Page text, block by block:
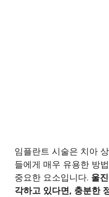
임플란트 시술은 치아
들에게 매우 유용한 방
중요한 요소입니다. 울
각하고 있다면, 충분한